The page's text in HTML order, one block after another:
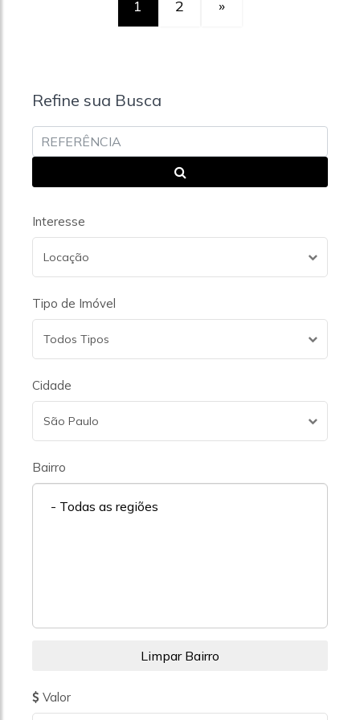
1 2 »
Refine sua Busca
Interesse
Locação
Tipo de Imóvel
Todos Tipos
Cidade
São Paulo
Bairro
- Todas as regiões
Valor